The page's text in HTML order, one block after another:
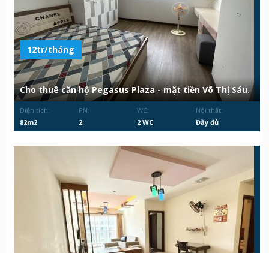
12tr/tháng
Cho thuê căn hộ Pegasus Plaza - mặt tiền Võ Thị Sáu.
Diện tích:
82m2
PN:
2
WC:
2 WC
Nội thất:
Đầy đủ